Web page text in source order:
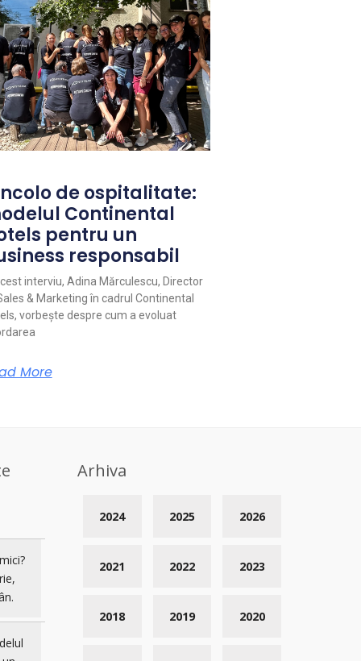
de ospitalitate:
Continental
pentru un
responsabil
interviu, Adina Mărculescu, Director
& Marketing în cadrul Continental
vorbește despre cum a evoluat
More
Arhiva
2026
2025
2024
2023
2022
2021
2020
2019
2018